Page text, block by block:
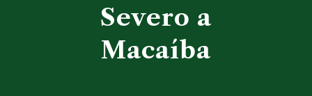
Severo a
Macaíba